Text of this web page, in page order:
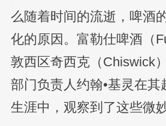
么随着时间的流逝，啤酒
化的原因。富勒仕啤酒（
敦西区奇西克（Chiswick
部门负责人约翰•基灵在其
生涯中，观察到了这些微